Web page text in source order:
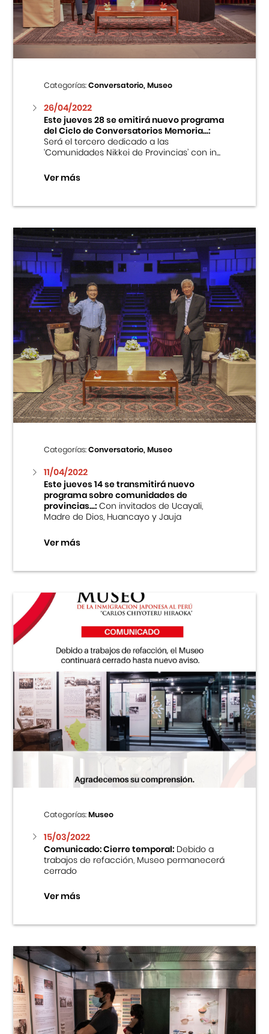
Centro Cultural Peruano Japonés
Museo de la Inmigración Japonesa
Fondo Editorial
Teatro Peruano Japonés
Categorías:Conversatorio, Museo
26/04/2022
Este jueves 28 se emitirá nuevo programa
del Ciclo de Conversatorios Memoria...:
Será el tercero dedicado a las
‘Comunidades Nikkei de Provincias’ con in...
Ver más
Categorías:Conversatorio, Museo
11/04/2022
Este jueves 14 se transmitirá nuevo
programa sobre comunidades de
provincias...:Con invitados de Ucayali,
Madre de Dios, Huancayo y Jauja
Ver más
Categorías:Museo
15/03/2022
Comunicado: Cierre temporal:Debido a
trabajos de refacción, Museo permanecerá
cerrado
Ver más